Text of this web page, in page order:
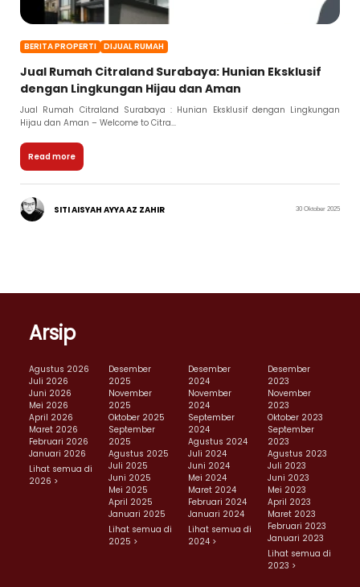
BERITA PROPERTI DIJUAL RUMAH
Jual Rumah Citraland Surabaya: Hunian Eksklusif
dengan Lingkungan Hijau dan Aman
Jual Rumah Citraland Surabaya : Hunian Eksklusif dengan Lingkungan
Hijau dan Aman – Welcome to Citra...
Read more
SITI AISYAH AYYA AZ ZAHIR 30 Oktober 2025
Arsip
Agustus 2026
Juli 2026
Juni 2026
Mei 2026
April 2026
Maret 2026
Februari 2026
Januari 2026
Lihat semua di
2026 >
Desember
2025
November
2025
Oktober 2025
September
2025
Agustus 2025
Juli 2025
Juni 2025
Mei 2025
April 2025
Januari 2025
Lihat semua di
2025 >
Desember
2024
November
2024
September
2024
Agustus 2024
Juli 2024
Juni 2024
Mei 2024
Maret 2024
Februari 2024
Januari 2024
Lihat semua di
2024 >
Desember
2023
November
2023
Oktober 2023
September
2023
Agustus 2023
Juli 2023
Juni 2023
Mei 2023
April 2023
Maret 2023
Februari 2023
Januari 2023
Lihat semua di
2023 >